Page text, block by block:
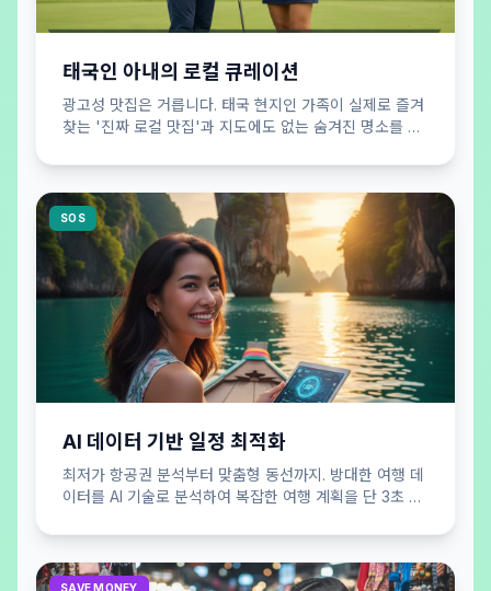
태국인 아내의 로컬 큐레이션
광고성 맛집은 거릅니다. 태국 현지인 가족이 실제로 즐겨
찾는 '진짜 로컬 맛집'과 지도에도 없는 숨겨진 명소를 큐
SOS
AI 데이터 기반 일정 최적화
최저가 항공권 분석부터 맞춤형 동선까지. 방대한 여행 데
이터를 AI 기술로 분석하여 복잡한 여행 계획을 단 3초 만
SAVE MONEY